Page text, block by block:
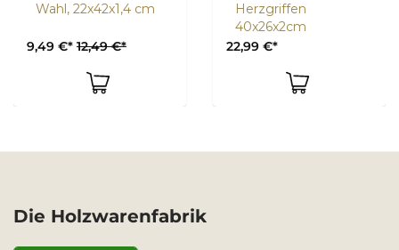
Wahl, 22x42x1,4 cm
9,49 €* 12,49 €*
Herzgriffen
40x26x2cm
22,99 €*
Die Holzwarenfabrik